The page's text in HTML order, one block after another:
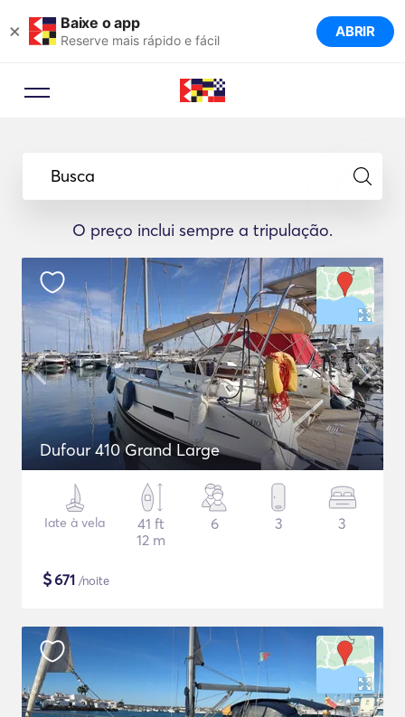
× Baixe o app
Reserve mais rápido e fácil ABRIR
Busca
O preço inclui sempre a tripulação.
Dufour 410 Grand Large
Iate à vela
41 ft
12 m
6 3 3
$671 /noite